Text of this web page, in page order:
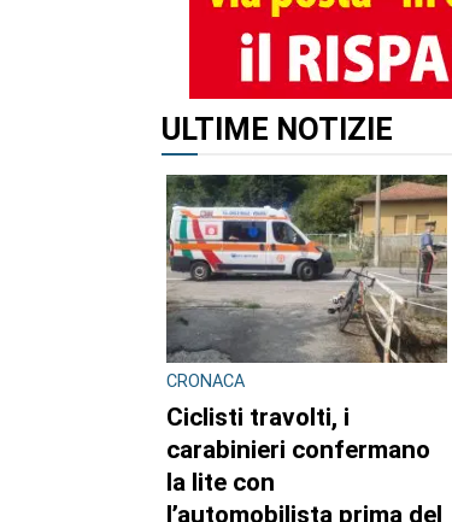
ALTRI ARTICOLI DI
CRONACA NERA
Travolge un gruppo di
ciclisti e fugge. Due
feriti gravi, fermato